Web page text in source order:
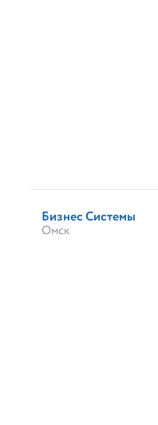
Бизнес Системы
Омск